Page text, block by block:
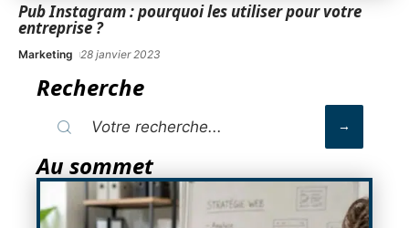
Pub Instagram : pourquoi les utiliser pour votre
entreprise ?
Marketing 28 janvier 2023
Recherche
Au sommet